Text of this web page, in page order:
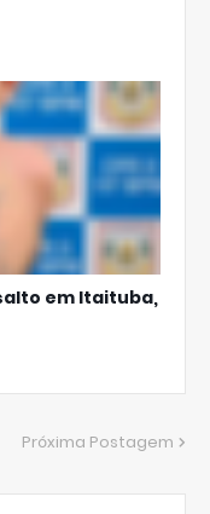
em Itaituba,
Próxima Postagem